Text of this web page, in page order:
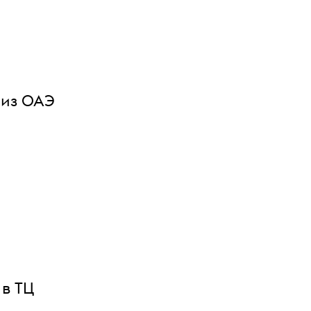
ОАЭ
ТЦ